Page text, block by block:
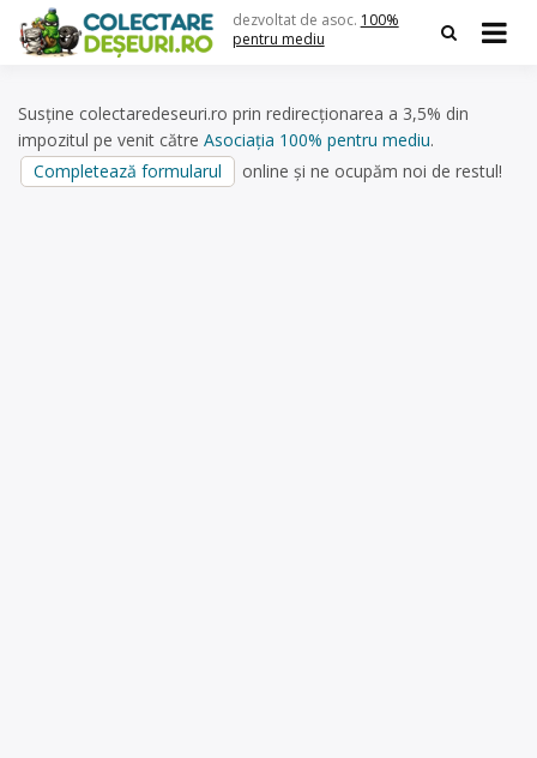
content
dezvoltat de asoc. 100%
pentru mediu
Susține colectaredeseuri.ro prin redirecționarea a 3,5% din
impozitul pe venit către Asociația 100% pentru mediu.
Completează formularul
online și ne ocupăm noi de restul!